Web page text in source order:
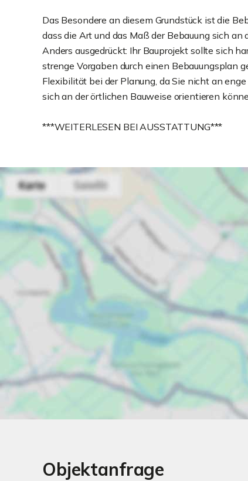
Das Besondere an diesem Grundstück ist die
dass die Art und das Maß der Bebauung sich
Anders ausgedrückt: Ihr Bauprojekt sollte sich
strenge Vorgaben durch einen Bebauungsplan
Flexibilität bei der Planung, da Sie nicht an
sich an der örtlichen Bauweise orientieren
***WEITERLESEN BEI AUSSTATTUNG***
Objektanfrage